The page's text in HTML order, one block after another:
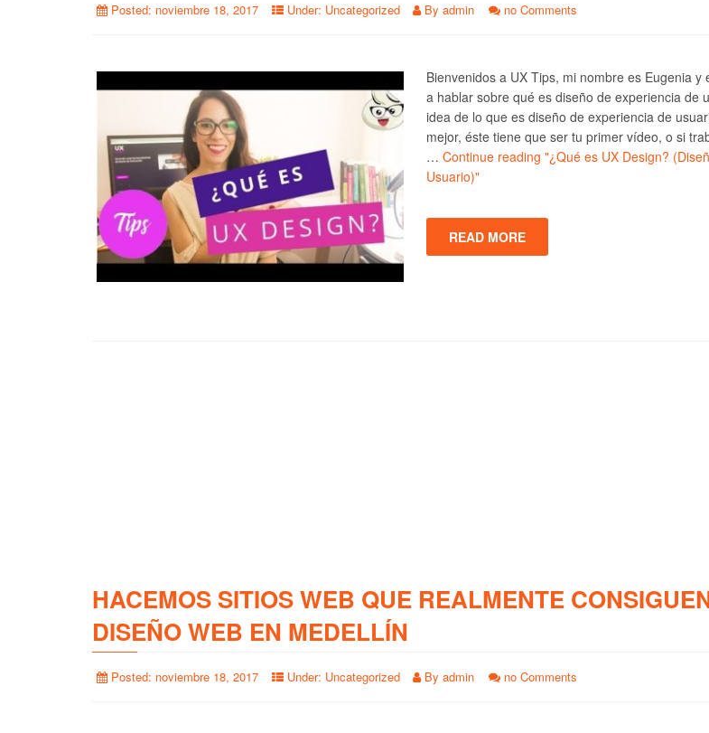
Posted: noviembre 18, 2017 Under: Uncategorized By admin no Comments
Bienvenidos a UX Tips, mi nombre es Eugenia y
a hablar sobre qué es diseño de experiencia de
idea de lo que es diseño de experiencia de
mejor, éste tiene que ser tu primer vídeo, o si
… Continue reading "¿Qué es UX Design?
Usuario)"
READ MORE
HACEMOS SITIOS WEB QUE REALMENTE
DISEÑO WEB EN MEDELLÍN
Posted: noviembre 18, 2017 Under: Uncategorized By admin no Comments